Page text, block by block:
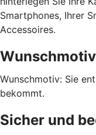
Smartphones, Ihrer
Accessoires.
Wunschmotiv
Wunschmotiv: Sie
bekommt.
Sicher und